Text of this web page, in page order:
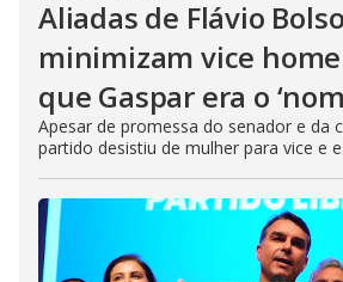
Aliadas de Flávio
minimizam vice
que Gaspar era o
Apesar de promessa do senador e da
partido desistiu de mulher para vice e